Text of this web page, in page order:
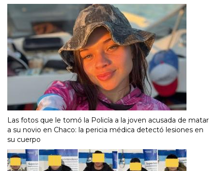
Las fotos que le tomó la Policía a la joven acusada de matar
a su novio en Chaco: la pericia médica detectó lesiones en
su cuerpo